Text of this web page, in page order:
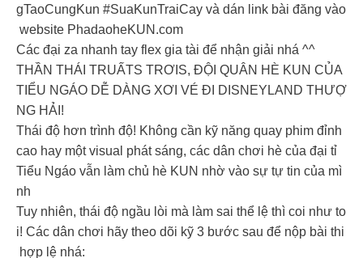
gTaoCungKun #SuaKunTraiCay và dán link bài đăng vào
website PhadaoheKUN.com
Các đại za nhanh tay flex gia tài để nhận giải nhá ^^
THẦN THÁI TRUẤTS TRƠIS, ĐỘI QUÂN HÈ KUN CỦA
TIỂU NGÁO DỄ DÀNG XƠI VÉ ĐI DISNEYLAND THƯỢ
NG HẢI!
Thái độ hơn trình độ! Không cần kỹ năng quay phim đỉnh
cao hay một visual phát sáng, các dân chơi hè của đại tỉ
Tiểu Ngáo vẫn làm chủ hè KUN nhờ vào sự tự tin của mì
nh
Tuy nhiên, thái độ ngầu lòi mà làm sai thể lệ thì coi như to
i! Các dân chơi hãy theo dõi kỹ 3 bước sau để nộp bài thi
hợp lệ nhá: